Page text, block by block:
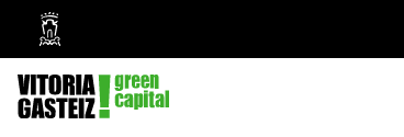
Ayuntamiento
Vitoria-
Gasteiz